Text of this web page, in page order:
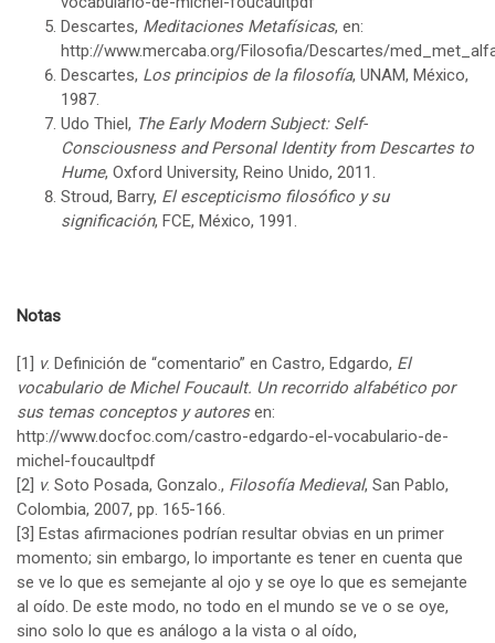
Descartes, Meditaciones Metafísicas, en:
http://www.mercaba.org/Filosofia/Descartes/
Descartes, Los principios de la filosofía, UNAM, México,
1987.
Udo Thiel, The Early Modern Subject: Self-
Consciousness and Personal Identity from Descartes to
Hume, Oxford University, Reino Unido, 2011.
Stroud, Barry, El escepticismo filosófico y su
significación, FCE, México, 1991.
Notas
[1] v. Definición de “comentario” en Castro, Edgardo, El
vocabulario de Michel Foucault. Un recorrido alfabético por
sus temas conceptos y autoresen:
http://www.docfoc.com/castro-edgardo-el-vocabulario-de-
michel-foucaultpdf
[2] v. Soto Posada, Gonzalo., Filosofía Medieval, San Pablo,
Colombia, 2007, pp. 165-166.
[3] Estas afirmaciones podrían resultar obvias en un primer
momento; sin embargo, lo importante es tener en cuenta que
se ve lo que es semejante al ojo y se oye lo que es semejante
al oído. De este modo, no todo en el mundo se ve o se oye,
sino solo lo que es análogo a la vista o al oído,